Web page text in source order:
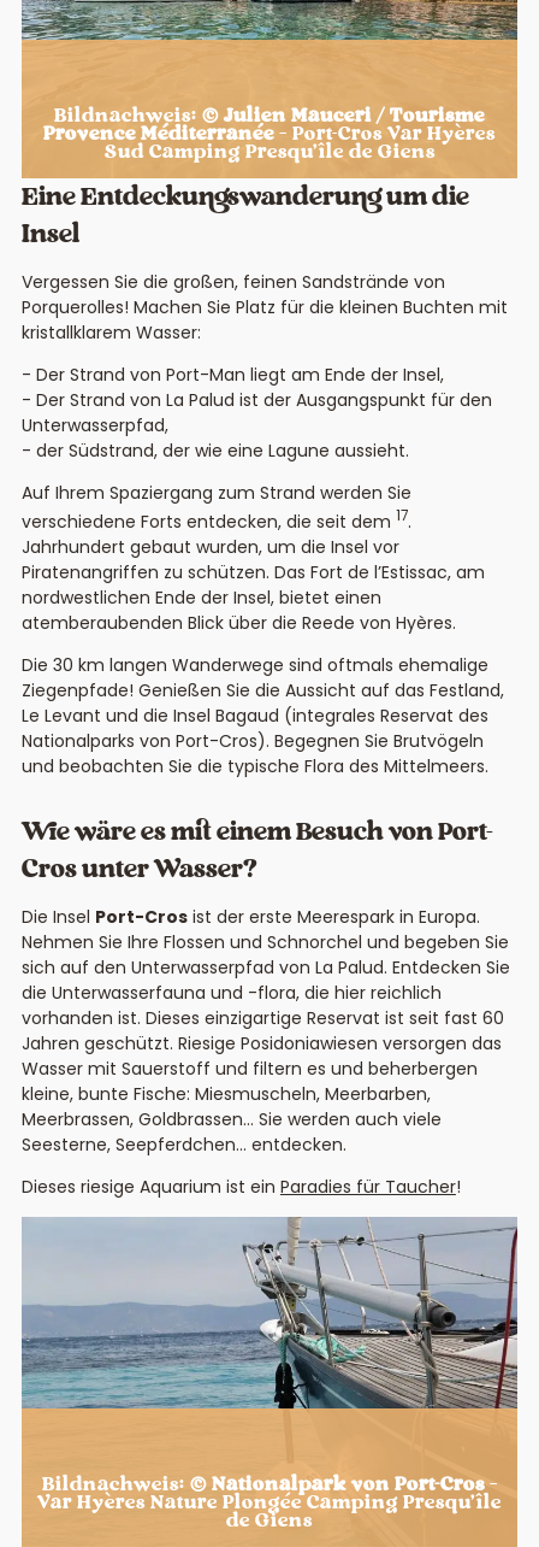
Bildnachweis: © Julien Mauceri / Tourisme
Provence Méditerranée – Port-Cros Var Hyères
Sud Camping Presqu’île de Giens
Eine Entdeckungswanderung um die
Insel
Vergessen Sie die großen, feinen Sandstrände von
Porquerolles! Machen Sie Platz für die kleinen Buchten mit
kristallklarem Wasser:
Der Strand von Port-Man liegt am Ende der Insel,
Der Strand von La Palud ist der Ausgangspunkt für den
Unterwasserpfad,
der Südstrand, der wie eine Lagune aussieht.
Auf Ihrem Spaziergang zum Strand werden Sie
verschiedene Forts entdecken, die seit dem 17.
Jahrhundert gebaut wurden, um die Insel vor
Piratenangriffen zu schützen. Das Fort de l’Estissac, am
nordwestlichen Ende der Insel, bietet einen
atemberaubenden Blick über die Reede von Hyères.
Die 30 km langen Wanderwege sind oftmals ehemalige
Ziegenpfade! Genießen Sie die Aussicht auf das Festland,
Le Levant und die Insel Bagaud (integrales Reservat des
Nationalparks von Port-Cros). Begegnen Sie Brutvögeln
und beobachten Sie die typische Flora des Mittelmeers.
Wie wäre es mit einem Besuch von Port-
Cros unter Wasser?
Die Insel Port-Crosist der erste Meerespark in Europa.
Nehmen Sie Ihre Flossen und Schnorchel und begeben Sie
sich auf den Unterwasserpfad von La Palud. Entdecken Sie
die Unterwasserfauna und -flora, die hier reichlich
vorhanden ist. Dieses einzigartige Reservat ist seit fast 60
Jahren geschützt. Riesige Posidoniawiesen versorgen das
Wasser mit Sauerstoff und filtern es und beherbergen
kleine, bunte Fische: Miesmuscheln, Meerbarben,
Meerbrassen, Goldbrassen… Sie werden auch viele
Seesterne, Seepferdchen… entdecken.
Dieses riesige Aquarium ist ein Paradies für Taucher!
Bildnachweis: © Nationalpark von Port-Cros–
Var Hyères Nature Plongée Camping Presqu’île
de Giens